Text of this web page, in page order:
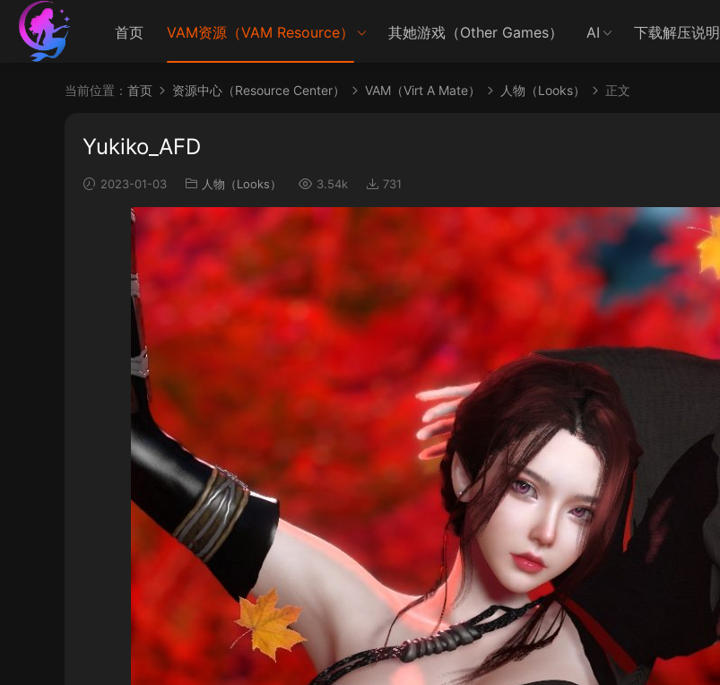
首页 VAM资源（VAM Resource） 其她游戏（Other Games） AI 下载解压说明
当前位置： 首页 资源中心（Resource Center） VAM（Virt A Mate） 人物（Looks） 正文
Yukiko_AFD
2023-01-03 人物（Looks） 3.54k 731